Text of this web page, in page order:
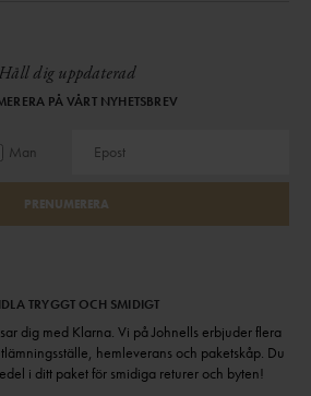
Håll dig uppdaterad
PÅ VÅRT NYHETSBREV
Man
PRENUMERERA
TRYGGT OCH SMIDIGT
dig med Klarna. Vi på Johnells erbjuder flera
hemleverans och paketskåp. Du
i ditt paket för smidiga returer och byten!